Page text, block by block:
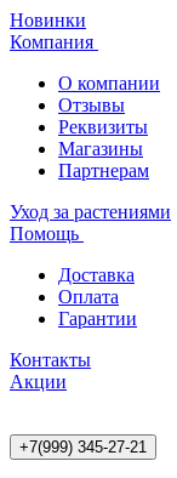
Новинки
Компания
О компании
Отзывы
Реквизиты
Магазины
Партнерам
Уход за растениями
Помощь
Доставка
Оплата
Гарантии
Контакты
Акции
+7(999) 345-27-21